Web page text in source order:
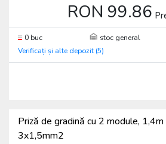
RON 99.86
0 buc
stoc general
Verificați și alte depozit (5)
Priză de gradină cu 2 module,
3x1,5mm2